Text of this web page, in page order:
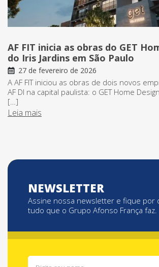
AF FIT inicia as obras do GET
do Iris Jardins em São Paulo
27 de fevereiro de 2026
A AF FIT iniciou as obras de dois novos
AF DI na capital paulista: o GET Home
[…]
Leia mais
NEWSLETTER
Assine nossa newsletter e fique por
tudo que o Grupo Afonso França faz.